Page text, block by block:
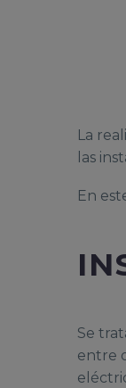
La
las
En
Se
entre